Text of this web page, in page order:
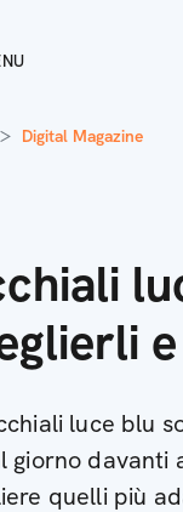
Digital Magazine
luce blu
giorno davanti
quelli più